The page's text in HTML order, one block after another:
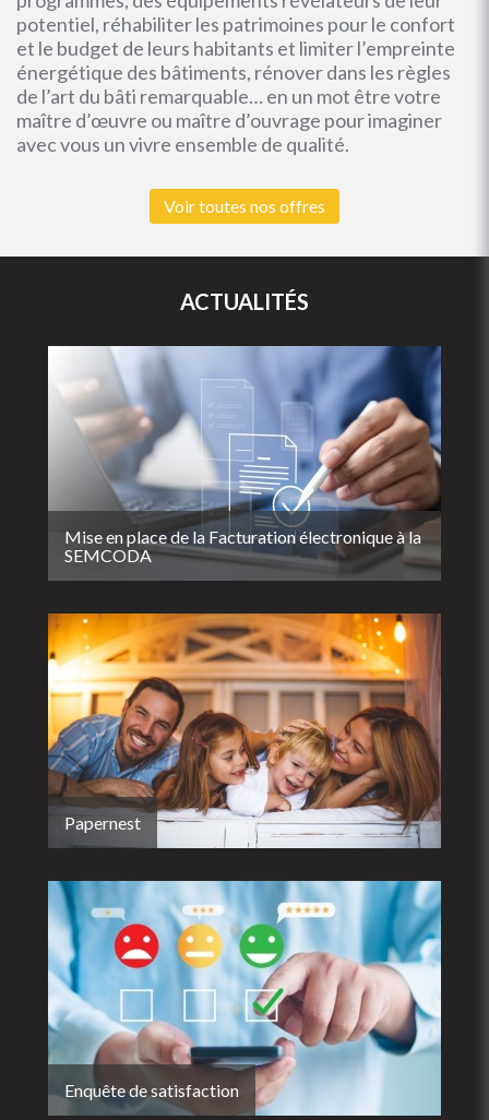
potentiel, réhabiliter les patrimoines pour le confort
et le budget de leurs habitants et limiter l’empreinte
énergétique des bâtiments, rénover dans les règles
de l’art du bâti remarquable… en un mot être votre
maître d’œuvre ou maître d’ouvrage pour imaginer
avec vous un vivre ensemble de qualité.
Voir toutes nos offres
ACTUALITÉS
Mise en place de la Facturation électronique à la
SEMCODA
Papernest
Enquête de satisfaction